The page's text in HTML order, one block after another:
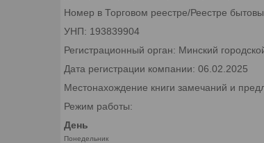
Номер в Торговом реестре/Реестре
УНП: 193839904
Регистрационный орган: Минский
Дата регистрации компании: 06.02.2025
Местонахождение книги замечаний и
Режим работы:
День
Понедельник